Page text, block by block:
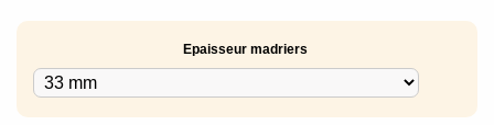
Epaisseur madriers